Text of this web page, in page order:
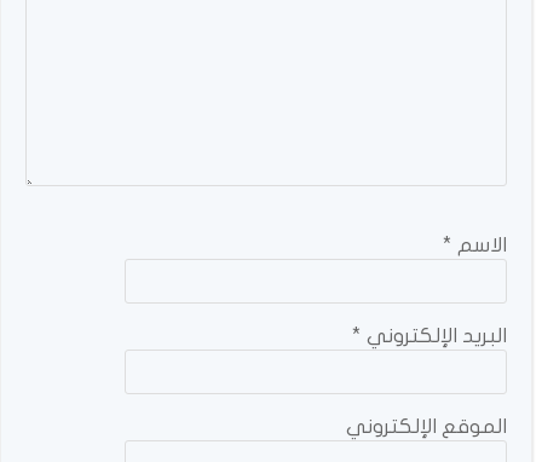
الاسم *
البريد الإلكتروني *
الموقع الإلكتروني